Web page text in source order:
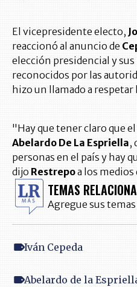
El vicepresidente electo,
reaccionó al anuncio de
elección presidencial y
reconocidos por las
hizo un llamado a respetar
"Hay que tener claro que
Abelardo De La Espriella,
personas en el país y hay
dijo Restrepoa los
TEMAS
Agregue sus
Iván Cepeda
Abelardo de la